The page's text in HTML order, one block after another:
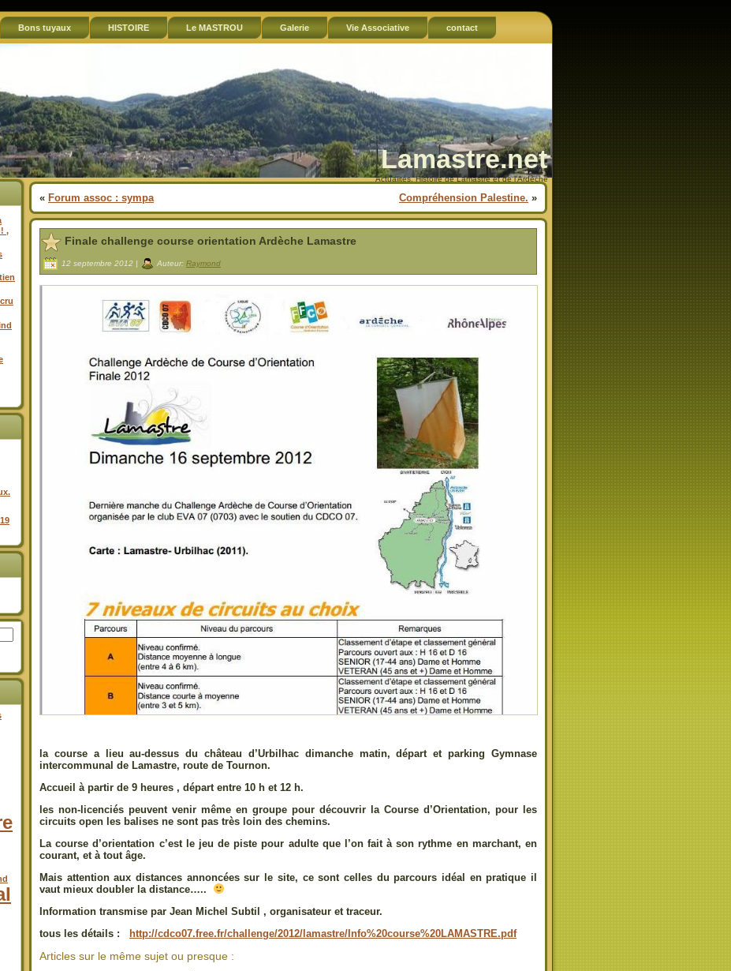
Bons tuyaux HISTOIRE Le MASTROU Galerie Vie Associative contact
Lamastre.net
Actualités, Histoire de Lamastre et de l'Ardèche
,
« Forum assoc : sympa Compréhension Palestine. »
Finale challenge course orientation Ardèche Lamastre
12 septembre 2012 | Auteur: Raymond
la course a lieu au-dessus du château d’Urbilhac dimanche matin, départ et parking Gymnase
intercommunal de Lamastre, route de Tournon.
Accueil à partir de 9 heures , départ entre 10 h et 12 h.
les non-licenciés peuvent venir même en groupe pour découvrir la Course d’Orientation, pour les
circuits open les balises ne sont pas très loin des chemins.
La course d’orientation c’est le jeu de piste pour adulte que l’on fait à son rythme en marchant, en
courant, et à tout âge.
Mais attention aux distances annoncées sur le site, ce sont celles du parcours idéal en pratique il
vaut mieux doubler la distance…..
Information transmise par Jean Michel Subtil , organisateur et traceur.
tous les détails : http://cdco07.free.fr/challenge/2012/lamastre/Info%20course%20LAMASTRE.pdf
Articles sur le même sujet ou presque :